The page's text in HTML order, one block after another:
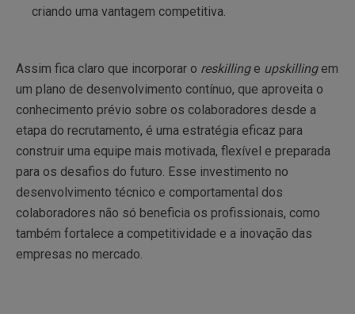
criando uma vantagem competitiva.
Assim fica claro que incorporar o reskillinge upskillingem
um plano de desenvolvimento contínuo, que aproveita o
conhecimento prévio sobre os colaboradores desde a
etapa do recrutamento, é uma estratégia eficaz para
construir uma equipe mais motivada, flexível e preparada
para os desafios do futuro. Esse investimento no
desenvolvimento técnico e comportamental dos
colaboradores não só beneficia os profissionais, como
também fortalece a competitividade e a inovação das
empresas no mercado.